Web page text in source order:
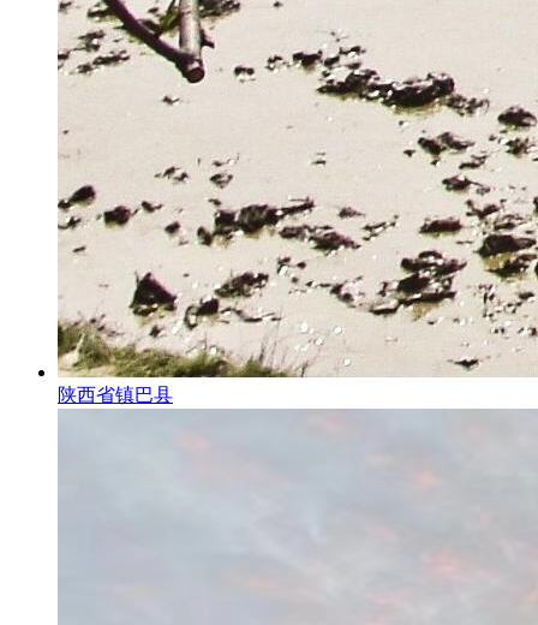
陕西省镇巴县